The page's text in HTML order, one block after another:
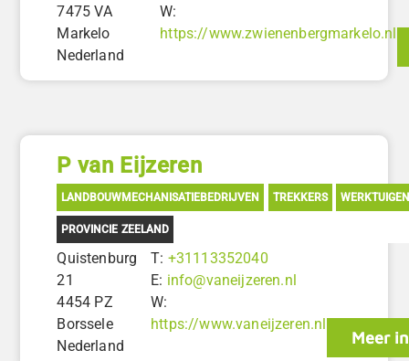
7475 VA
Markelo
Nederland
W:
https://www.zwienenbergmarkelo.nl
P van Eijzeren
LANDBOUWMECHANISATIEBEDRIJVEN TREKKERS WERKTUIGEN
PROVINCIE ZEELAND
Quistenburg
21
4454 PZ
Borssele
Nederland
T: +31113352040
E: info@vaneijzeren.nl
W:
https://www.vaneijzeren.nl
Meer